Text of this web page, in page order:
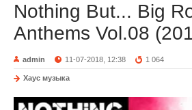
Nothing But... Big
Anthems Vol.08
admin 11-07-2018, 12:38 1 064
Хаус музыка